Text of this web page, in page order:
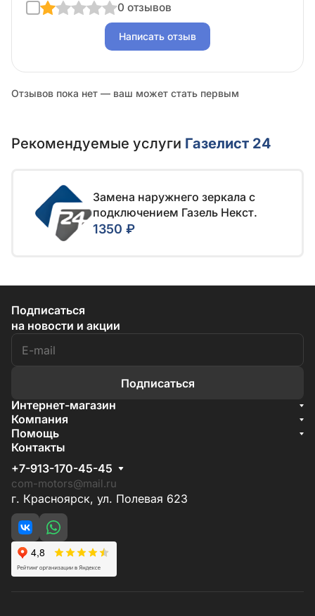
0 отзывов
Написать отзыв
Отзывов пока нет — ваш может стать первым
Рекомендуемые услуги Газелист 24
Замена наружнего зеркала с
подключением Газель Некст.
1350 ₽
Подписаться
на новости и акции
Подписаться
Интернет-магазин
Акции
Бренды
Компания
О компании
Документы
Условия поставки
Отзывы
Помощь
Условия доставки
Способы оплаты
Гарантия на товар
Контакты
+7-913-170-45-45
com-motors@mail.ru
г. Красноярск, ул. Полевая 623